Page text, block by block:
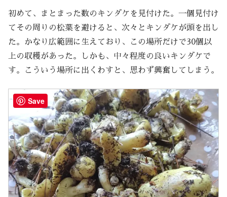
初めて、まとまった数のキンダケを見付けた。一個見付け
てその周りの松葉を避けると、次々とキンダケが頭を出し
た。かなり広範囲に生えており、この場所だけで30個以
上の収穫があった。しかも、中々程度の良いキンダケで
す。こういう場所に出くわすと、思わず興奮してしまう。
Save